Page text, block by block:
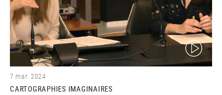
(video)
7 mar. 2024
CARTOGRAPHIES IMAGINAIRES